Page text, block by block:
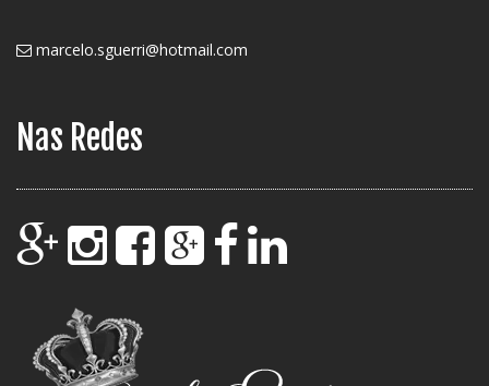
marcelo.sguerri@hotmail.com
Nas Redes